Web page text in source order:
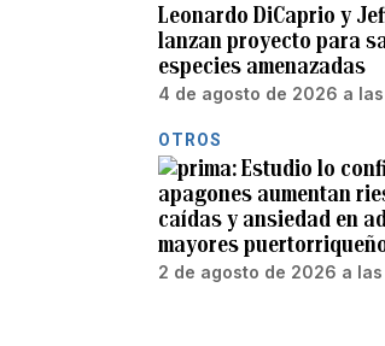
Leonardo DiCaprio y
lanzan proyecto para
especies amenazadas
4 de agosto de 2026 a
OTROS
Estudio lo
apagones aumentan
caídas y ansiedad en
mayores
2 de agosto de 2026 a las